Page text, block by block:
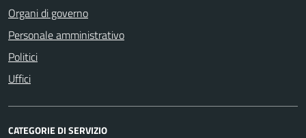
Organi di governo
Personale amministrativo
Politici
Uffici
CATEGORIE DI SERVIZIO